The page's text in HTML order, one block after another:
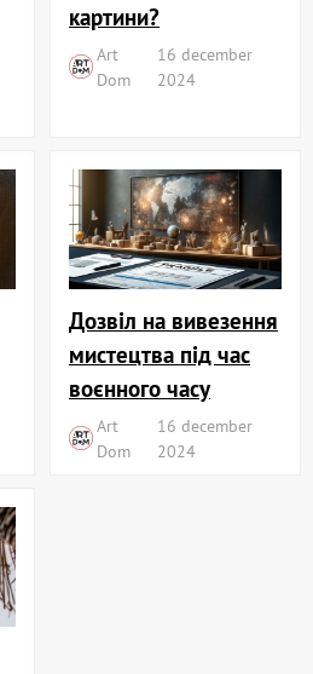
картини?
Art
Dom
16 december
2024
Дозвіл на вивезення
мистецтва під час
воєнного часу
Art
Dom
16 december
2024